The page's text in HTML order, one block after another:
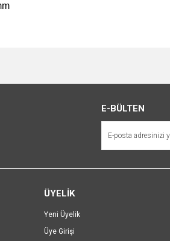
E-BÜLTEN
ÜYELİK
Yeni Üyelik
Üye Girişi